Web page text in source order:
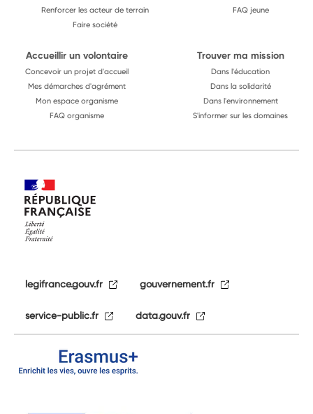
Renforcer les acteur de terrain
Faire société
FAQ jeune
Accueillir un volontaire
Concevoir un projet d'accueil
Mes démarches d'agrément
Mon espace organisme
FAQ organisme
Trouver ma mission
Dans l'éducation
Dans la solidarité
Dans l'environnement
S'informer sur les domaines
legifrance.gouv.fr gouvernement.fr
service-public.fr data.gouv.fr